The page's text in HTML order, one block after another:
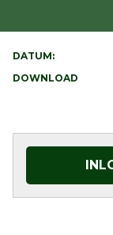
DATUM:
DOWNLOAD